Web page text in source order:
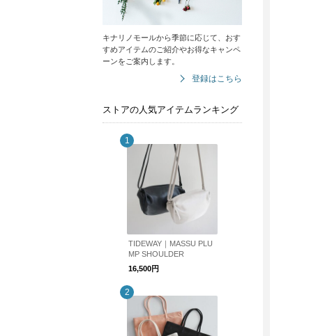
キナリノモールから季節に応じて、おす
すめアイテムのご紹介やお得なキャンペ
ーンをご案内します。
登録はこちら
ストアの人気アイテムランキング
TIDEWAY｜MASSU PLU
MP SHOULDER
16,500円